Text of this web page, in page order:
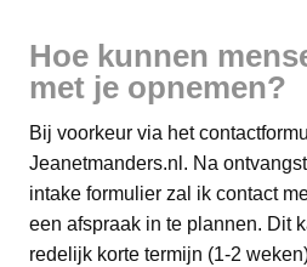
Hoe kunnen
met je opnemen?
Bij voorkeur via het
Jeanetmanders.nl. Na
intake formulier zal ik contact
een afspraak in te plannen. Dit
redelijk korte termijn (1-2